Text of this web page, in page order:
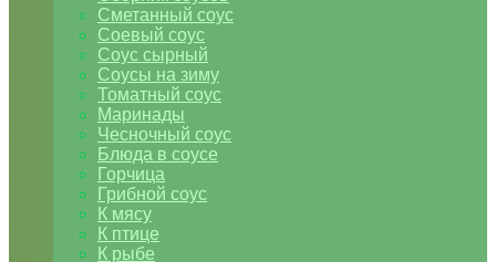
Сметанный соус
Соевый соус
Соус сырный
Соусы на зиму
Томатный соус
Маринады
Чесночный соус
Блюда в соусе
Горчица
Грибной соус
К мясу
К птице
К рыбе